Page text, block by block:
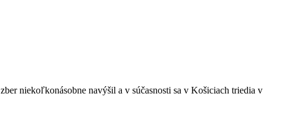
niekoľkonásobne navýšil a v súčasnosti sa v Košiciach triedia v